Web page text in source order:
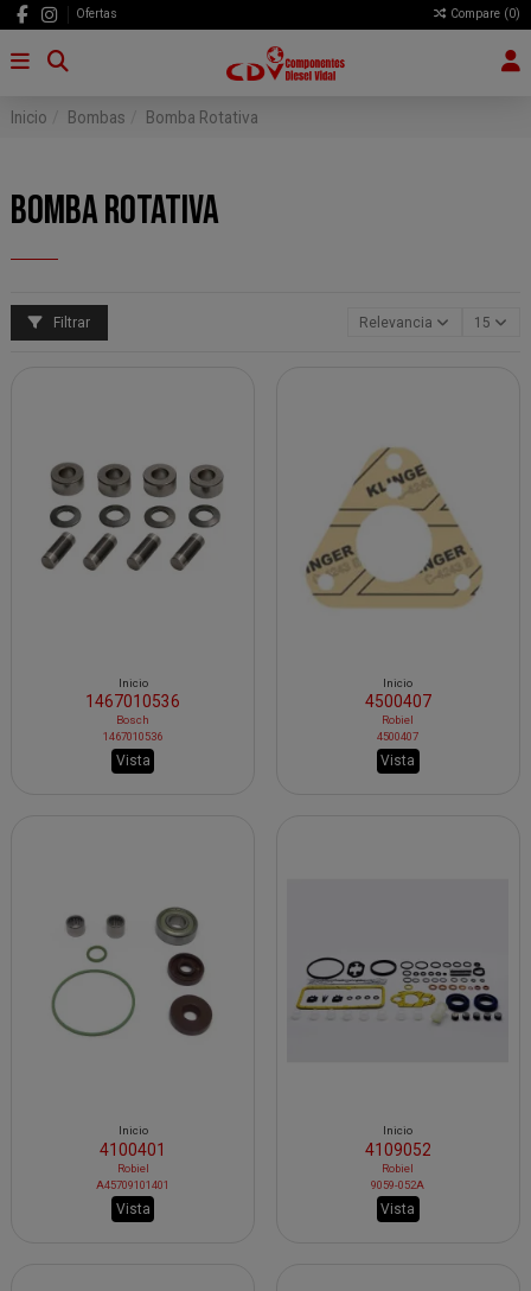
Ofertas Compare (0)
Inicio Bombas Bomba Rotativa
BOMBA ROTATIVA
Filtrar Relevancia 15
Inicio
1467010536
Bosch
1467010536
Vista
Inicio
4500407
Robiel
4500407
Vista
Inicio
4100401
Robiel
A45709101401
Vista
Inicio
4109052
Robiel
9059-052A
Vista